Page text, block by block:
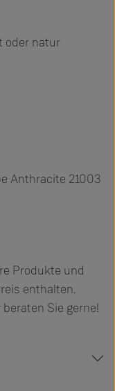
oder natur
Anthracite 21003
Produkte und
enthalten.
Sie gerne!